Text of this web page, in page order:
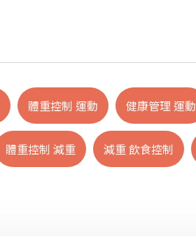
體重控制 運動 健康管理 運動
體重控制 減重 減重 飲食控制